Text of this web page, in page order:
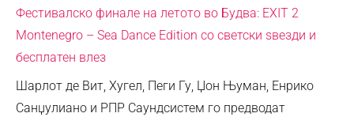
Фестивалско финале на летото во Будва: EXIT 2
Montenegro – Sea Dance Edition со светски ѕвезди и
бесплатен влез
Шарлот де Вит, Хугел, Пеги Гу, Џон Њуман, Енрико
Санџулиано и РПР Саундсистем го предводат